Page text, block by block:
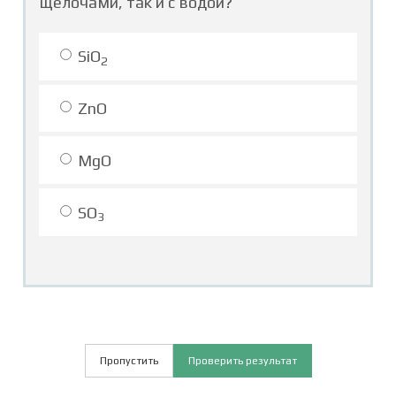
SiO2
ZnO
MgO
SO3
Пропустить Проверить результат